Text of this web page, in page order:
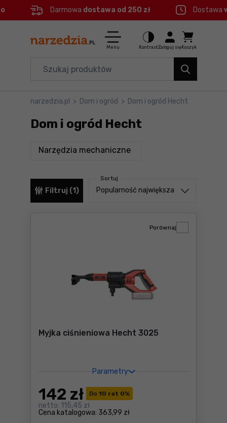
Menu główne
Filtry
Produkty
Darmowa dostawa od 250 zł Dostawa
Menu KontrastZaloguj się Koszyk
Elektronarzędzia
Akcesoria
Branże
Okazje
narzedzia.pl > Dom i ogród > Dom i ogród Hecht
Dom i ogród Hecht
Narzędzia mechaniczne
Filtruj (1)
Sortuj
Sortuj od
Popularność największa
Myjka ciśnieniowa Hecht 3025
Parametry
Do 10 rat 0%
Cena katalogowa: 363,99 zł
142 zł
netto: 115,45 zł
Porównaj